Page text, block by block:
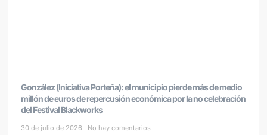
González (Iniciativa Porteña): el municipio pierde más de medio
millón de euros de repercusión económica por la no celebración
del Festival Blackworks
30 de julio de 2026 No hay comentarios